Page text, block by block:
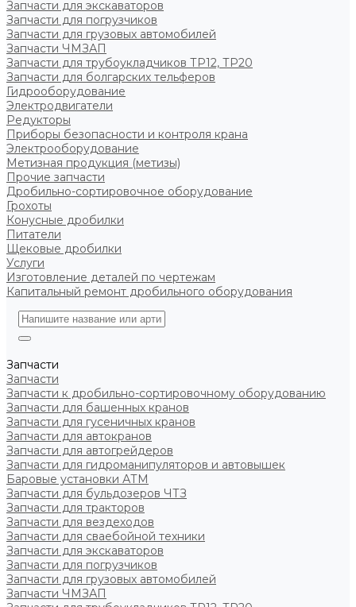
Запчасти для экскаваторов
Запчасти для погрузчиков
Запчасти для грузовых автомобилей
Запчасти ЧМЗАП
Запчасти для трубоукладчиков ТР12, ТР20
Запчасти для болгарских тельферов
Гидрооборудование
Электродвигатели
Редукторы
Приборы безопасности и контроля крана
Электрооборудование
Метизная продукция (метизы)
Прочие запчасти
Дробильно-сортировочное оборудование
Грохоты
Конусные дробилки
Питатели
Щековые дробилки
Услуги
Изготовление деталей по чертежам
Капитальный ремонт дробильного оборудования
Запчасти
Запчасти
Запчасти к дробильно-сортировочному оборудованию
Запчасти для башенных кранов
Запчасти для гусеничных кранов
Запчасти для автокранов
Запчасти для автогрейдеров
Запчасти для гидроманипуляторов и автовышек
Баровые установки АТМ
Запчасти для бульдозеров ЧТЗ
Запчасти для тракторов
Запчасти для вездеходов
Запчасти для сваебойной техники
Запчасти для экскаваторов
Запчасти для погрузчиков
Запчасти для грузовых автомобилей
Запчасти ЧМЗАП